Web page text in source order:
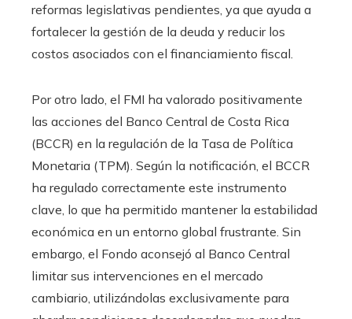
reformas legislativas pendientes, ya que ayuda a
fortalecer la gestión de la deuda y reducir los
costos asociados con el financiamiento fiscal.
Por otro lado, el FMI ha valorado positivamente
las acciones del Banco Central de Costa Rica
(BCCR) en la regulación de la Tasa de Política
Monetaria (TPM). Según la notificación, el BCCR
ha regulado correctamente este instrumento
clave, lo que ha permitido mantener la estabilidad
económica en un entorno global frustrante. Sin
embargo, el Fondo aconsejó al Banco Central
limitar sus intervenciones en el mercado
cambiario, utilizándolas exclusivamente para